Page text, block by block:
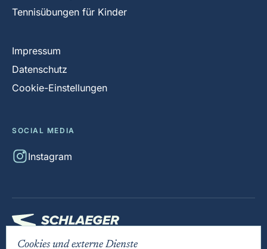
Tennisübungen für Kinder
Impressum
Datenschutz
Cookie-Einstellungen
SOCIAL MEDIA
Instagram
Cookies und externe Dienste